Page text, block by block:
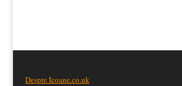
Despre Icoane.co.uk